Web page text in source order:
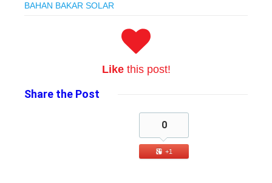
BAHAN BAKAR SOLAR
Likethis post!
Share the Post
0
+1